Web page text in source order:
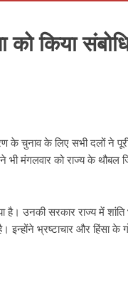
किया
चुनाव के लिए सभी दलों ने
ने भी मंगलवार को राज्य के
है। उनकी सरकार राज्य में
भ्रष्टाचार और हिंसा के